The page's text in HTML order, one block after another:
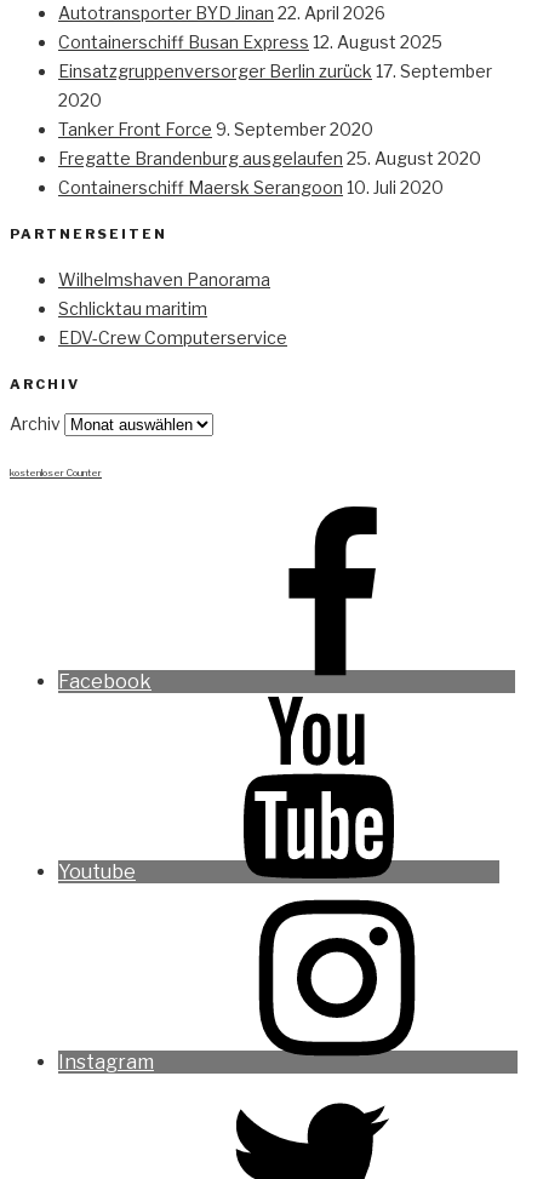
Autotransporter BYD Jinan 22. April 2026
Containerschiff Busan Express 12. August 2025
Einsatzgruppenversorger Berlin zurück 17. September
2020
Tanker Front Force 9. September 2020
Fregatte Brandenburg ausgelaufen 25. August 2020
Containerschiff Maersk Serangoon 10. Juli 2020
PARTNERSEITEN
Wilhelmshaven Panorama
Schlicktau maritim
EDV-Crew Computerservice
ARCHIV
Archiv
kostenloser Counter
Facebook
Youtube
Instagram